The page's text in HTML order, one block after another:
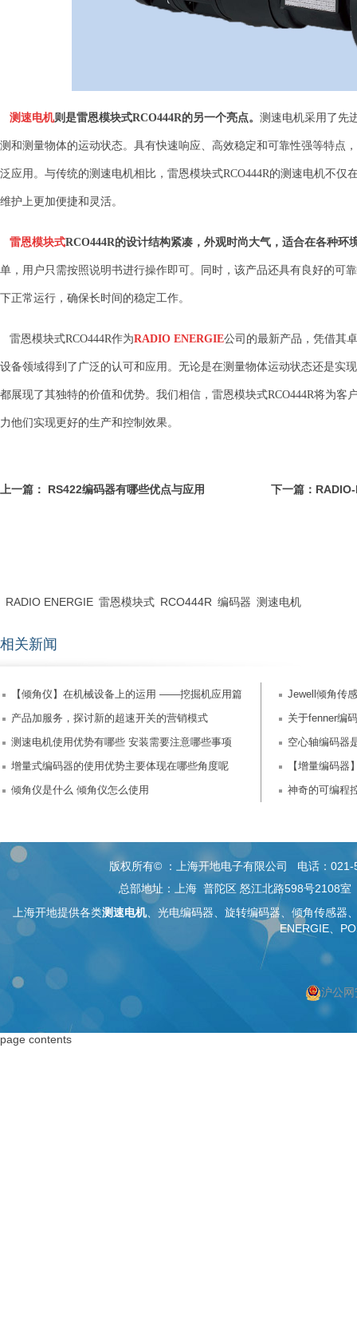
测速电机则是雷恩模块式RCO444R的另一个亮点。 测速电机采用了先
测和测量物体的运动状态。具有快速响应、高效稳定和可靠性强等特点
泛应用。与传统的测速电机相比，雷恩模块式RCO444R的测速电机不仅
维护上更加便捷和灵活。
雷恩模块式RCO444R的设计结构紧凑，外观时尚大气，适合在各种环
单，用户只需按照说明书进行操作即可。同时，该产品还具有良好的可
下正常运行，确保长时间的稳定工作。
雷恩模块式RCO444R作为RADIO ENERGIE公司的最新产品，凭借其
设备领域得到了广泛的认可和应用。无论是在测量物体运动状态还是实
都展现了其独特的价值和优势。我们相信，雷恩模块式RCO444R将为客
力他们实现更好的生产和控制效果。
上一篇： RS422编码器有哪些优点与应用 下一篇：
RADIO ENERGIE 雷恩模块式 RCO444R 编码器 测速电机
相关新闻
【倾角仪】在机械设备上的运用 ——挖掘机应用篇
Jewell倾角传
产品加服务，探讨新的超速开关的营销模式
关于fenner编
测速电机使用优势有哪些 安装需要注意哪些事项
空心轴编码器
增量式编码器的使用优势主要体现在哪些角度呢
【增量编码器
倾角仪是什么 倾角仪怎么使用
神奇的可编程
版权所有© ：上海开地电子有限公司 电话：
总部地址：上海 普陀区 怒江北路598号2108室
上海开地提供各类测速电机、 光电编码器 、旋转编码器、 倾角传感器
ENERGIE、
沪公
page contents